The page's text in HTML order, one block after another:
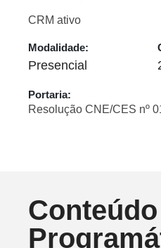
CRM ativo
Modalidade:
Presencial
Portaria:
Resolução CNE/CES nº
Conteúdo